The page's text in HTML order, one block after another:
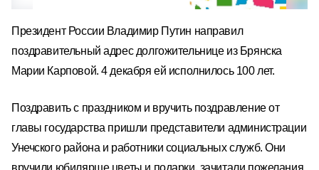
Президент России Владимир Путин направил
поздравительный адрес долгожительнице из Брянска
Марии Карповой. 4 декабря ей исполнилось 100 лет.
Поздравить с праздником и вручить поздравление от
главы государства пришли представители администрации
Унечского района и работники социальных служб. Они
вручили юбилярше цветы и подарки, зачитали пожелания